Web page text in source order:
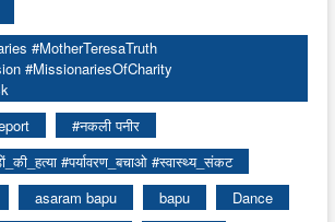
#MotherTeresaTruth
#MissionariesOfCharity
#नकली पनीर
#पर्यावरण_बचाओ #स्वास्थ्य_संकट
asaram bapu bapu
Dance